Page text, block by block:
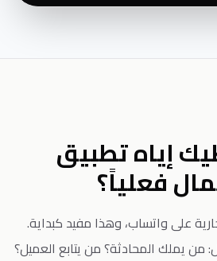
إياه تطبيق
فعلياً؟
على واتساب، وهذا مفيد كبداية.
من يملك المحادثة؟ من يتابع العميل؟